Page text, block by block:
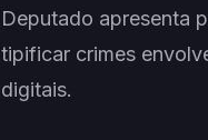
Deputado apresenta
tipificar crimes
digitais.